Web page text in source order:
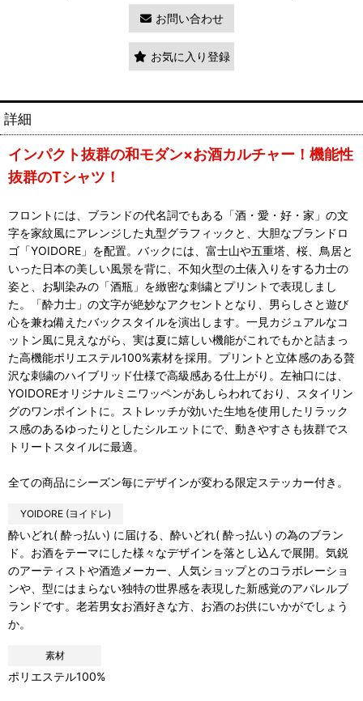
お問い合わせ
お気に入り登録
詳細
インパクト抜群の和モダン×お酒カルチャー！機能性
抜群のTシャツ！
フロントには、ブランドの代名詞でもある「酒・愛・好・家」の文
字を家紋風にアレンジした丸型グラフィックと、大胆なブランドロ
ゴ「YOIDORE」を配置。バックには、富士山や五重塔、桜、鳥居と
いった日本の美しい風景を背に、不知火型の土俵入りをする力士の
姿と、お馴染みの「酒瓶」を緻密な刺繍とプリントで表現しまし
た。「酔力士」の文字が絶妙なアクセントとなり、男らしさと遊び
心を兼ね備えたバックスタイルを演出します。一見カジュアルなコ
ットン風に見えながら、実は夏に嬉しい機能がこれでもかと詰まっ
た高機能ポリエステル100%素材を採用。プリントと立体感のある贅
沢な刺繍のハイブリッド仕様で高級感ある仕上がり。左袖口には、
YOIDOREオリジナルミニワッペンがあしらわれており、スタイリン
グのワンポイントに。ストレッチが効いた生地を使用したリラック
ス感のあるゆったりとしたシルエットにで、動きやすさも抜群でス
トリートスタイルに最適。
全ての商品にシーズン毎にデザインが変わる限定ステッカー付き。
YOIDORE (ヨイドレ)
酔いどれ( 酔っ払い) に届ける、酔いどれ( 酔っ払い) の為のブラン
ド。お酒をテーマにした様々なデザインを落とし込んで展開。気鋭
のアーティストや酒造メーカー、人気ショップとのコラボレーショ
ンや、型にはまらない独特の世界感を表現した新感覚のアパレルブ
ランドです。老若男女お酒好きな方、お酒のお供にいかがでしょう
か。
素材
ポリエステル100%